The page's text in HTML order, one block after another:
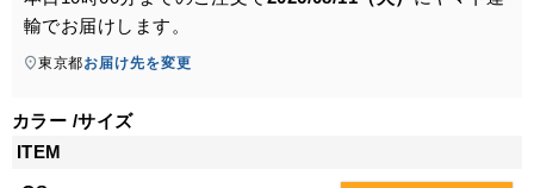
輸でお届けします。
東京都お届け先を変更
カラー サイズ
ITEM